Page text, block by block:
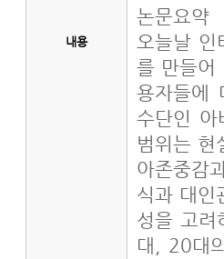
내용
논문요약
오늘날 인
를 만들어
용자들에
수단인 아
범위는 현
아존중감
식과 대인
성을 고려
대, 20대